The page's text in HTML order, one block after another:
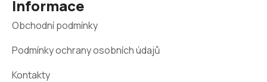
s
Informace
Obchodní podmínky
Podmínky ochrany osobních údajů
Kontakty